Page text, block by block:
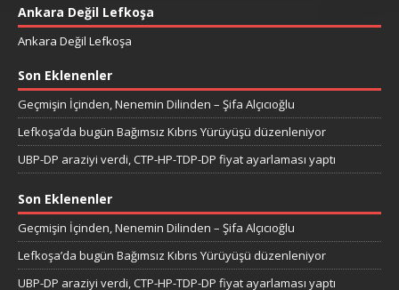
Ankara Değil Lefkoşa
Ankara Değil Lefkoşa
Son Eklenenler
Geçmişin İçinden, Nenemin Dilinden – Şifa Alçıcıoğlu
Lefkoşa’da bugün Bağımsız Kıbrıs Yürüyüşü düzenleniyor
UBP-DP araziyi verdi, CTP-HP-TDP-DP fiyat ayarlaması yaptı
Son Eklenenler
Geçmişin İçinden, Nenemin Dilinden – Şifa Alçıcıoğlu
Lefkoşa’da bugün Bağımsız Kıbrıs Yürüyüşü düzenleniyor
UBP-DP araziyi verdi, CTP-HP-TDP-DP fiyat ayarlaması yaptı